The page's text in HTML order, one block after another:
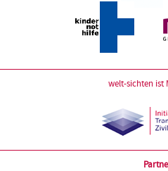
welt-sichten ist